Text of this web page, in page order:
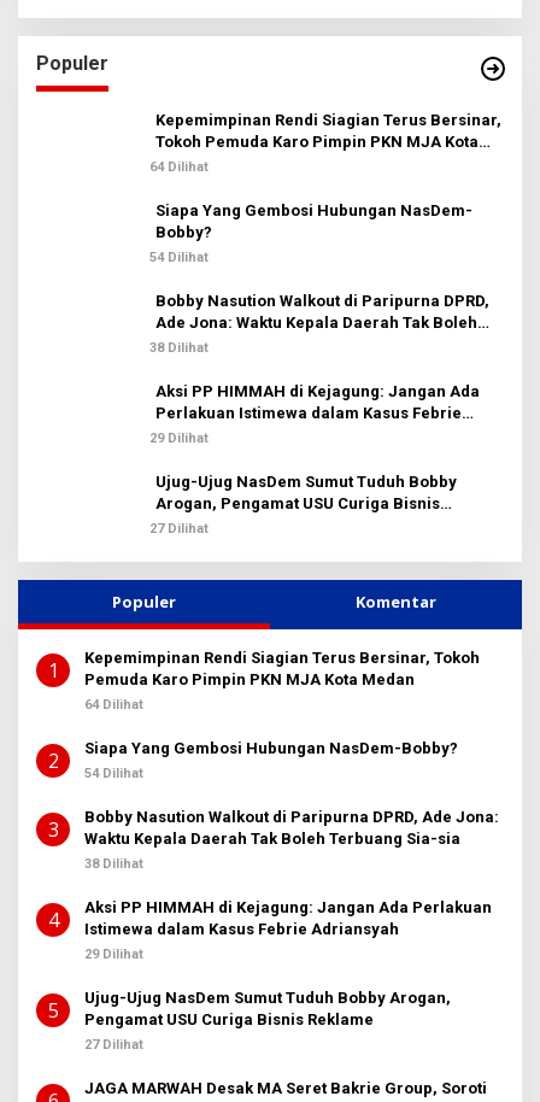
i
u
n
t
Populer
Kepemimpinan Rendi Siagian Terus Bersinar,
Tokoh Pemuda Karo Pimpin PKN MJA Kota
Medan
64 Dilihat
Siapa Yang Gembosi Hubungan NasDem-
Bobby?
54 Dilihat
Bobby Nasution Walkout di Paripurna DPRD,
Ade Jona: Waktu Kepala Daerah Tak Boleh
Terbuang Sia-sia
38 Dilihat
Aksi PP HIMMAH di Kejagung: Jangan Ada
Perlakuan Istimewa dalam Kasus Febrie
Adriansyah
29 Dilihat
Ujug-Ujug NasDem Sumut Tuduh Bobby
Arogan, Pengamat USU Curiga Bisnis
Reklame
27 Dilihat
Populer Komentar
1
Kepemimpinan Rendi Siagian Terus Bersinar, Tokoh
Pemuda Karo Pimpin PKN MJA Kota Medan
64 Dilihat
2 Siapa Yang Gembosi Hubungan NasDem-Bobby?
54 Dilihat
3
Bobby Nasution Walkout di Paripurna DPRD, Ade Jona:
Waktu Kepala Daerah Tak Boleh Terbuang Sia-sia
38 Dilihat
4
Aksi PP HIMMAH di Kejagung: Jangan Ada Perlakuan
Istimewa dalam Kasus Febrie Adriansyah
29 Dilihat
5
Ujug-Ujug NasDem Sumut Tuduh Bobby Arogan,
Pengamat USU Curiga Bisnis Reklame
27 Dilihat
JAGA MARWAH Desak MA Seret Bakrie Group, Soroti